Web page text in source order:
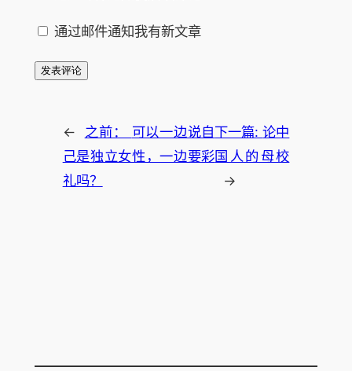
通过邮件通知我有新文章
← 之前： 可以一边说自
己是独立女性，一边要彩
礼吗？
下一篇:论中
国人的母校
→